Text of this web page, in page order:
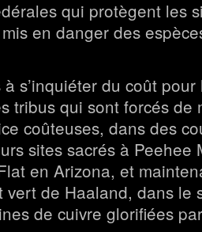
qui protègent les
en danger des
à s’inquiéter du coût
tribus qui sont forcés de
coûteuses, dans des
sites sacrés à Peehee
en Arizona, et
de Haaland, dans le
de cuivre glorifiées